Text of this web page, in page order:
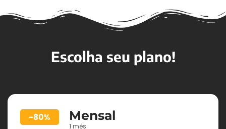
Escolha seu plano!
-80% Mensal
1 mês